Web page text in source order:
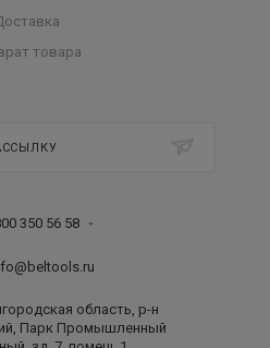
товара
350 56 58
область, р-н
Парк Промышленный